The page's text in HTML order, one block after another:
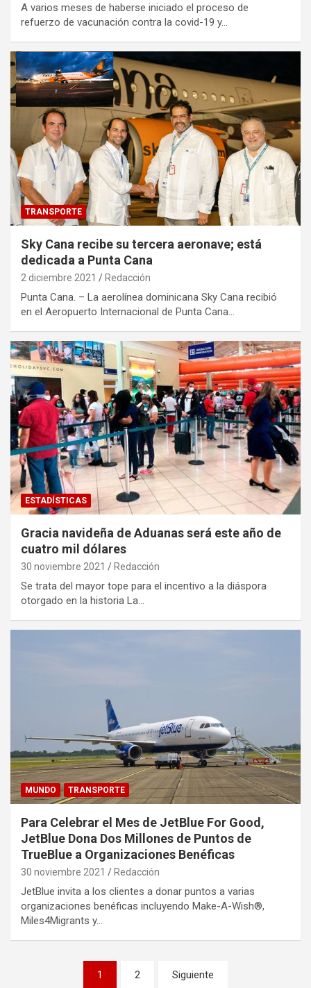
A varios meses de haberse iniciado el proceso de
refuerzo de vacunación contra la covid-19 y…
TRANSPORTE
Sky Cana recibe su tercera aeronave; está
dedicada a Punta Cana
2 diciembre 2021 Redacción
Punta Cana. – La aerolínea dominicana Sky Cana recibió
en el Aeropuerto Internacional de Punta Cana…
ESTADÍSTICAS
Gracia navideña de Aduanas será este año de
cuatro mil dólares
30 noviembre 2021 Redacción
Se trata del mayor tope para el incentivo a la diáspora
otorgado en la historia La…
MUNDO TRANSPORTE
Para Celebrar el Mes de JetBlue For Good,
JetBlue Dona Dos Millones de Puntos de
TrueBlue a Organizaciones Benéficas
30 noviembre 2021 Redacción
JetBlue invita a los clientes a donar puntos a varias
organizaciones benéficas incluyendo Make-A-Wish®,
Miles4Migrants y…
1 2 Siguiente